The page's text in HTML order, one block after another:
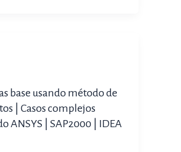
base usando método de
| Casos complejos
ANSYS | SAP2000 | IDEA